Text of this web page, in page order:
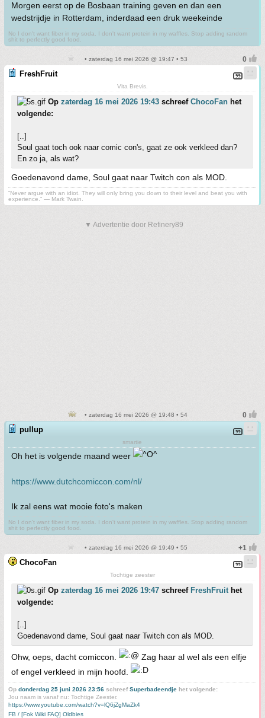
Morgen eerst op de Bosbaan training geven en dan een
wedstrijdje in Rotterdam, inderdaad een druk weekeinde
No I don't want fiber in my soda. I don't want protein in my waffles. Stop adding random
shit to perfectly good food.
• zaterdag 16 mei 2026 @ 19:47 • 53
FreshFruit
Vita Brevis.
Op zaterdag 16 mei 2026 19:43 schreef ChocoFan het
volgende:
[..]
Soul gaat toch ook naar comic con's, gaat ze ook verkleed dan?
En zo ja, als wat?
Goedenavond dame, Soul gaat naar Twitch con als MOD.
“Never argue with an idiot. They will only bring you down to their level and beat you with
experience.” ― Mark Twain.
▼ Advertentie door Refinery89
• zaterdag 16 mei 2026 @ 19:48 • 54
pullup
smartie
Oh het is volgende maand weer
https://www.dutchcomiccon.com/nl/
Ik zal eens wat mooie foto's maken
No I don't want fiber in my soda. I don't want protein in my waffles. Stop adding random
shit to perfectly good food.
• zaterdag 16 mei 2026 @ 19:49 • 55
ChocoFan
Tochtige zeester
Op zaterdag 16 mei 2026 19:47 schreef FreshFruithet
volgende:
[..]
Goedenavond dame, Soul gaat naar Twitch con als MOD.
Ohw, oeps, dacht comiccon.
Zag haar al wel als een elfje
of engel verkleed in mijn hoofd.
Op donderdag 25 juni 2026 23:56 schreefSuperbadeendje het volgende:
Jou naam is vanaf nu: Tochtige Zeester.
https://www.youtube.com/watch?v=lQ6jZgMaZk4
FB / [Fok Wiki FAQ] Oldbies